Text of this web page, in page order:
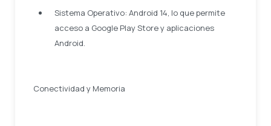
Sistema Operativo: Android 14, lo que permite
acceso a Google Play Store y aplicaciones
Android.
Conectividad y Memoria